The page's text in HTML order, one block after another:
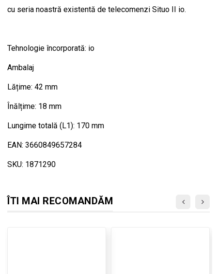
cu seria noastră existentă de telecomenzi Situo II io.
Tehnologie încorporată: io
Ambalaj
Lățime: 42 mm
Înălțime: 18 mm
Lungime totală (L1): 170 mm
EAN: 3660849657284
SKU: 1871290
ÎTI MAI RECOMANDĂM